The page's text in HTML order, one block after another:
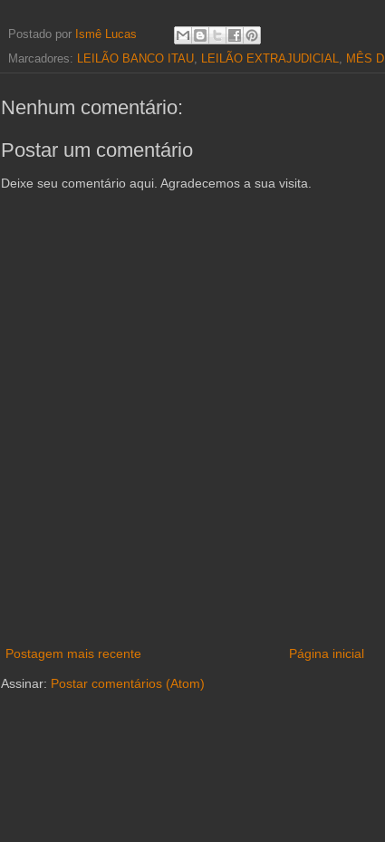
Postado por Ismê Lucas
Marcadores: LEILÃO BANCO ITAU, LEILÃO EXTRAJUDICIAL, MÊS
Nenhum comentário:
Postar um comentário
Deixe seu comentário aqui. Agradecemos a sua visita.
Postagem mais recente Página inicial
Assinar: Postar comentários (Atom)